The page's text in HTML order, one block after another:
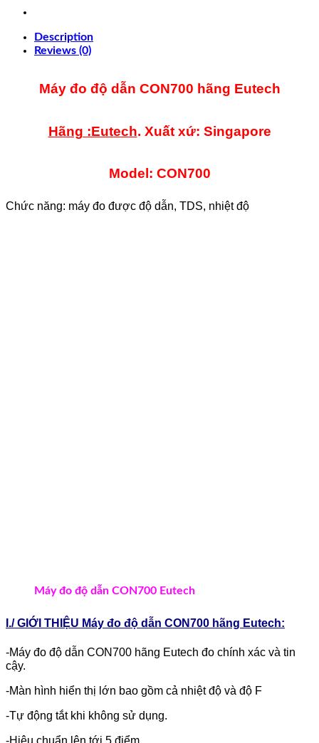
Description
Reviews (0)
Máy đo độ dẫn CON700 hãng Eutech
Hãng :Eutech. Xuất xứ: Singapore
Model: CON700
Chức năng: máy đo được độ dẫn, TDS, nhiệt độ
Máy đo độ dẫn CON700 Eutech
I./ GIỚI THIỆU Máy đo độ dẫn CON700 hãng Eutech:
-Máy đo độ dẫn CON700 hãng Eutech đo chính xác và tin
cậy.
-Màn hình hiển thị lớn bao gồm cả nhiệt độ và độ F
-Tự động tắt khi không sử dụng.